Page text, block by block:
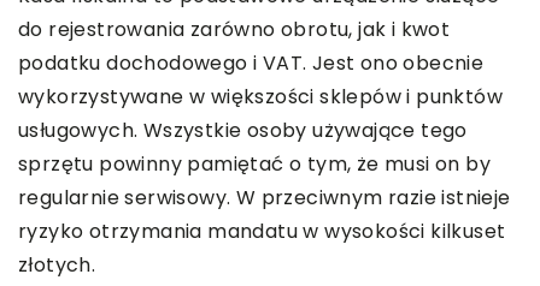
do rejestrowania zarówno obrotu, jak i kwot
podatku dochodowego i VAT. Jest ono obecnie
wykorzystywane w większości sklepów i punktów
usługowych. Wszystkie osoby używające tego
sprzętu powinny pamiętać o tym, że musi on by
regularnie serwisowy. W przeciwnym razie istnieje
ryzyko otrzymania mandatu w wysokości kilkuset
złotych.